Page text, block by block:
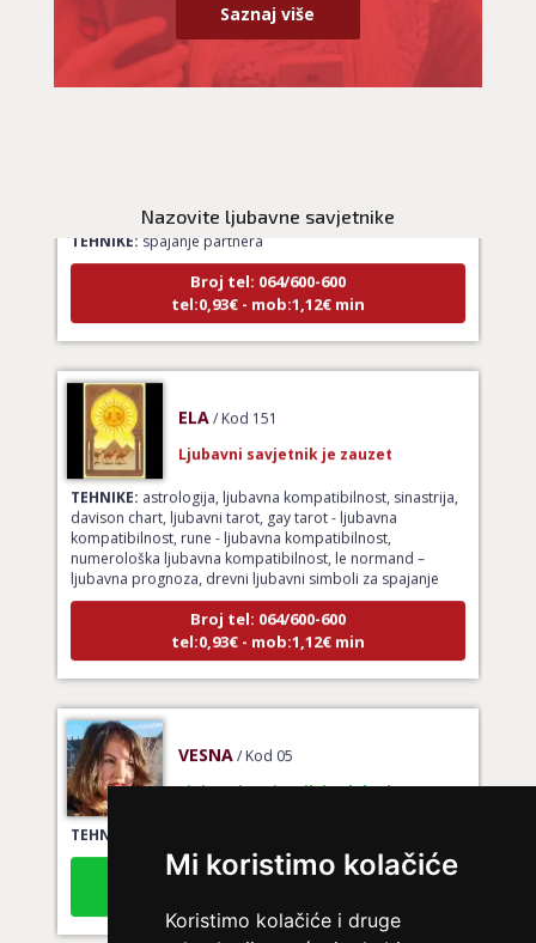
Mi koristimo kolačiće
Koristimo kolačiće i druge
Saznaj više
Nazovite ljubavne savjetnike
spajanje partnera
Broj tel: 064/600-600
tel:0,93€ - mob:1,12€ min
ELA / Kod 151
Ljubavni savjetnik je zauzet
TEHNIKE:astrologija, ljubavna kompatibilnost, sinastrija,
davison chart, ljubavni tarot, gay tarot - ljubavna
kompatibilnost, rune - ljubavna kompatibilnost,
numerološka ljubavna kompatibilnost, le normand –
ljubavna prognoza, drevni ljubavni simboli za spajanje
Broj tel: 064/600-600
tel:0,93€ - mob:1,12€ min
VESNA / Kod 05
Ljubavni savjetnik je slobodan
TEHNIKE:
Broj tel: 064/600-600